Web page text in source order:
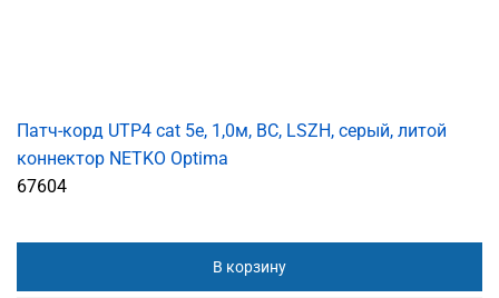
Патч-корд UTP4 cat 5e, 1,0м, ВС, LSZH, серый, литой
коннектор NETKO Optima
67604
В корзину